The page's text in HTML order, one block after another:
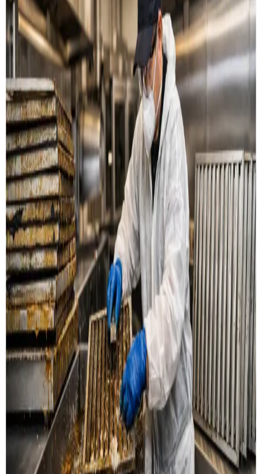
Restaurant & køkken
Rensning af emhætter, fedtkanaler og
udsugningssystemer til restauranter og storkøkkener i
Silkeborg.
Læs mere